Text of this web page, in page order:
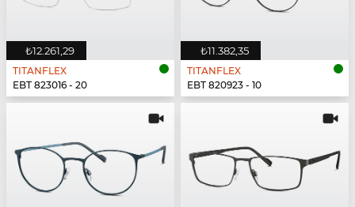
₺12.261,29
TITANFLEX
EBT 823016 - 20
₺11.382,35
TITANFLEX
EBT 820923 - 10